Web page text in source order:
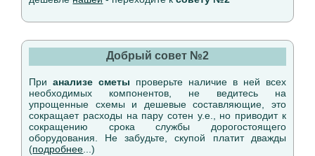
Добрый совет №2
Прианализе сметы проверьте наличие в ней всех
необходимых компонентов, не ведитесь на
упрощенные схемы и дешевые составляющие, это
сокращает расходы на пару сотен у.е., но приводит к
сокращению срока службы дорогостоящего
оборудования. Не забудьте, скупой платит дважды
(подробнее ...)